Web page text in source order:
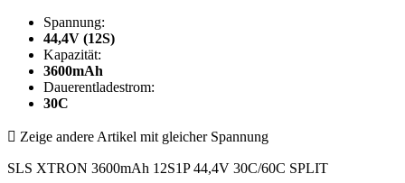
Spannung:
44,4V (12S)
Kapazität:
3600mAh
Dauerentladestrom:
30C
 Zeige andere Artikel mit gleicher Spannung
SLS XTRON 3600mAh 12S1P 44,4V 30C/60C SPLIT